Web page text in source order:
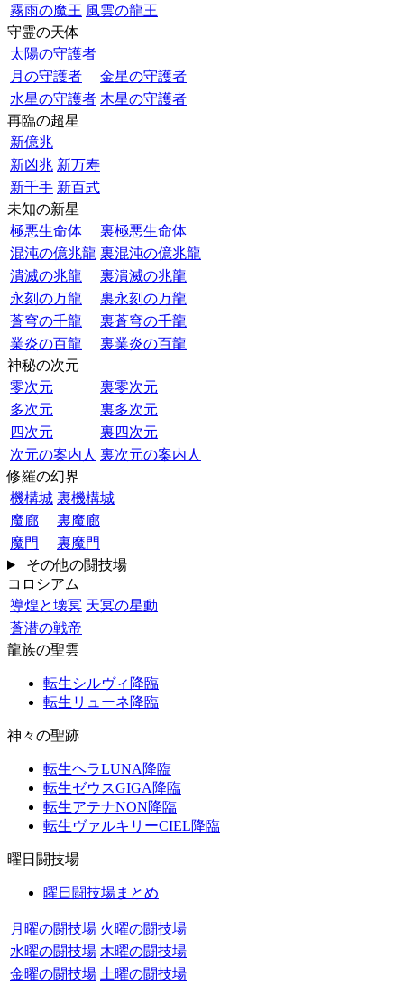
霧雨の魔王 風雲の龍王
守霊の天体
太陽の守護者
月の守護者
金星の守護者
水星の守護者 木星の守護者
再臨の超星
新億兆
新凶兆 新万寿
新千手 新百式
未知の新星
極悪生命体
裏極悪生命体
混沌の億兆龍 裏混沌の億兆龍
潰滅の兆龍
裏潰滅の兆龍
永刻の万龍
裏永刻の万龍
蒼穹の千龍
裏蒼穹の千龍
業炎の百龍
裏業炎の百龍
神秘の次元
零次元
裏零次元
多次元
裏多次元
四次元
裏四次元
次元の案内人 裏次元の案内人
修羅の幻界
機構城 裏機構城
魔廊
裏魔廊
魔門
裏魔門
その他の闘技場
コロシアム
導煌と壊冥 天冥の星動
蒼潜の戦帝
龍族の聖雲
転生シルヴィ降臨
転生リューネ降臨
神々の聖跡
転生ヘラLUNA降臨
転生ゼウスGIGA降臨
転生アテナNON降臨
転生ヴァルキリーCIEL降臨
曜日闘技場
曜日闘技場まとめ
月曜の闘技場 火曜の闘技場
水曜の闘技場 木曜の闘技場
金曜の闘技場 土曜の闘技場